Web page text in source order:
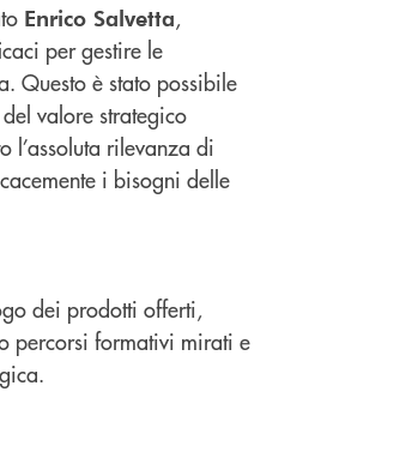
Enrico Salvetta,
per gestire le
Questo è stato possibile
valore strategico
l’assoluta rilevanza di
i bisogni delle
dei prodotti offerti,
percorsi formativi mirati e